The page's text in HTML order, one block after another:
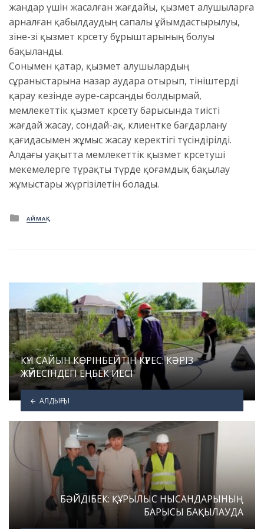
жандар үшін жасалған жағдайы, қызмет алушыларға
арналған қабылдаудың сапалы ұйымдастырылуы,
өзіне-өзі қызмет көрсету бұрыштарының болуы
бақыланды.
Сонымен қатар, қызмет алушылардың
сұраныстарына назар аудара отырып, өтініштерді
қарау кезінде әуре-сарсаңды болдырмай,
мемлекеттік қызмет көрсету барысында тиісті
жағдай жасау, сондай-ақ, клиентке бағдарлану
қағидасымен жұмыс жасау керектігі түсіндірілді.
Алдағы уақытта мемлекеттік қызмет көрсетуші
мекемелерге тұрақты түрде қоғамдық бақылау
жұмыстары жүргізілетін болады.
Posted
in
АЙМАҚ
КҮН САЙЫН КӨРІНБЕЙТІН КҮРЕС: КӘРІЗ
ЖҮЙЕСІНДЕГІ ЕҢБЕК ИЕСІ
АЛДЫҢҒЫ
БӘЙДІБЕК: ҚҰРЫЛЫС НЫСАНДАРЫНЫҢ
БАРЫСЫ БАҚЫЛАУДА